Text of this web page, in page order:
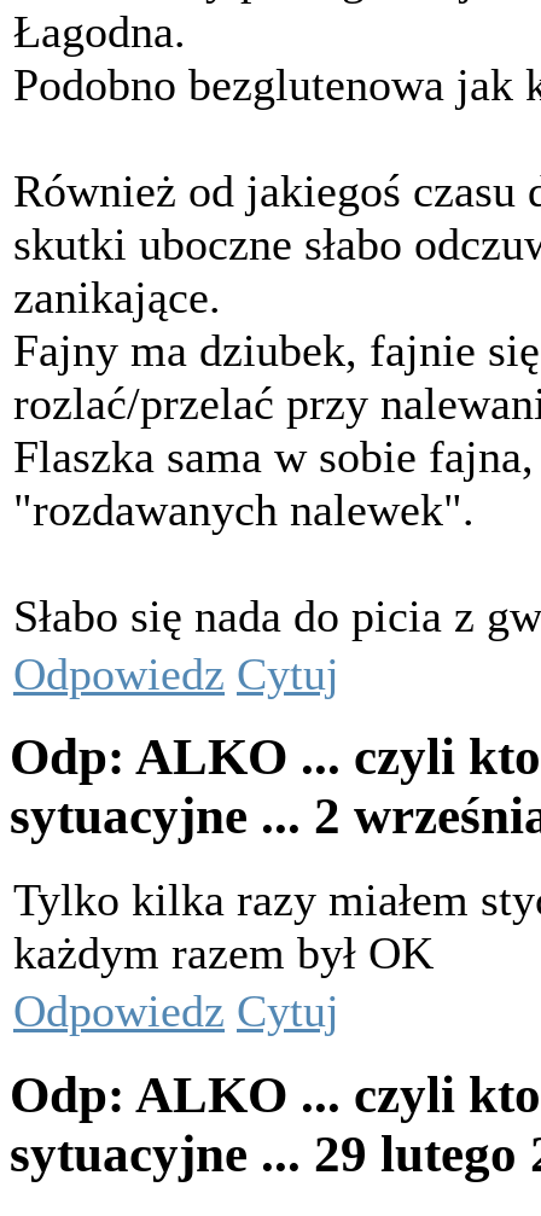
Łagodna.
Podobno bezglutenowa jak
Również od jakiegoś czasu
skutki uboczne słabo
zanikające.
Fajny ma dziubek, fajnie
rozlać/przelać przy
Flaszka sama w sobie
"rozdawanych nalewek".
Słabo się nada do picia z
Odpowiedz Cytuj
Odp: ALKO ... czyli
sytuacyjne ... 2
Tylko kilka razy miałem
każdym razem był OK
Odpowiedz Cytuj
Odp: ALKO ... czyli
sytuacyjne ... 29 lutego